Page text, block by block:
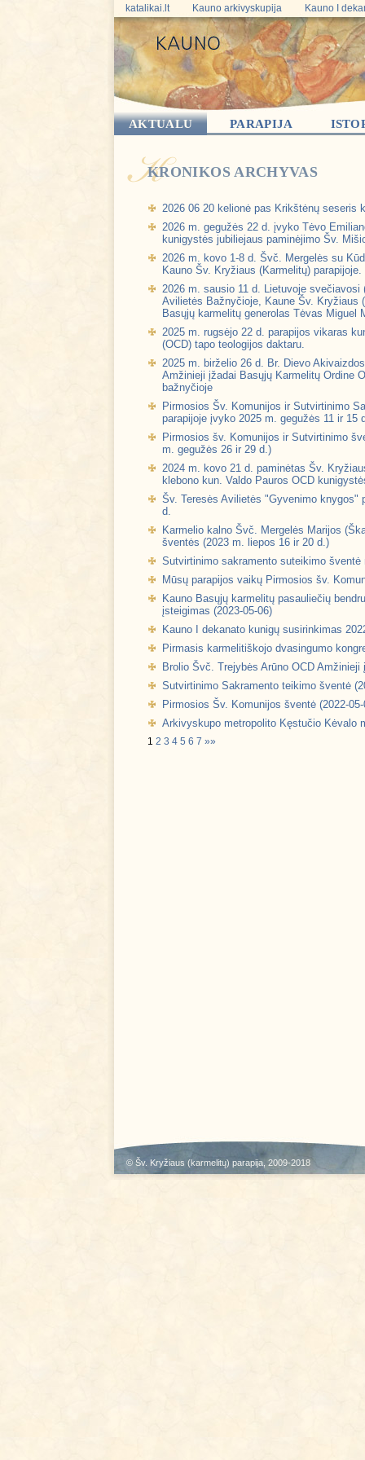
katalikai.lt Kauno arkivyskupija Kauno I
AKTUALU PARAPIJA
KRONIKOS ARCHYVAS
2026 06 20 kelionė pas Krikštėnų seseris
2026 m. gegužės 22 d. įvyko Tėvo
kunigystės jubiliejaus paminėjimo Šv.
2026 m. kovo 1-8 d. Švč. Mergelės su
Kauno Šv. Kryžiaus (Karmelitų) parapijoje.
2026 m. sausio 11 d. Lietuvoje svečiavosi
Avilietės Bažnyčioje, Kaune Šv. Kryžiaus
Basųjų karmelitų generolas Tėvas Miguel
2025 m. rugsėjo 22 d. parapijos vikaras
(OCD) tapo teologijos daktaru.
2025 m. birželio 26 d. Br. Dievo
Amžinieji įžadai Basųjų Karmelitų Ordine
bažnyčioje
Pirmosios Šv. Komunijos ir Sutvirtinimo
parapijoje įvyko 2025 m. gegužės 11 ir 15
Pirmosios šv. Komunijos ir Sutvirtinimo
m. gegužės 26 ir 29 d.)
2024 m. kovo 21 d. paminėtas Šv.
klebono kun. Valdo Pauros OCD
Šv. Teresės Avilietės "Gyvenimo knygos"
d.
Karmelio kalno Švč. Mergelės Marijos
šventės (2023 m. liepos 16 ir 20 d.)
Sutvirtinimo sakramento suteikimo šventė
Mūsų parapijos vaikų Pirmosios šv.
Kauno Basųjų karmelitų pasauliečių
įsteigimas (2023-05-06)
Kauno I dekanato kunigų susirinkimas
Pirmasis karmelitiškojo dvasingumo
Brolio Švč. Trejybės Arūno OCD Amžinieji
Sutvirtinimo Sakramento teikimo šventė
Pirmosios Šv. Komunijos šventė (2022-05-
Arkivyskupo metropolito Kęstučio Kėvalo
1 2 3 4 5 6 7 »»
© Šv. Kryžiaus (karmelitų) parapija , 2009-2018